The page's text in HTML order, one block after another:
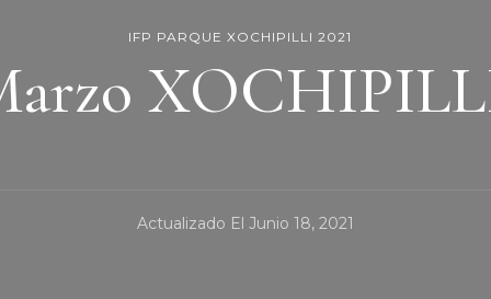
IFP PARQUE XOCHIPILLI 2021
Actualizado El Junio 18, 2021